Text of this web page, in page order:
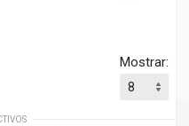
Mostrar: